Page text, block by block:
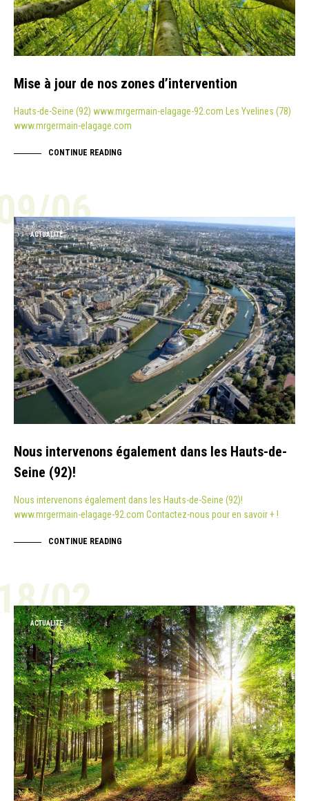
Mise à jour de nos zones d’intervention
Hauts-de-Seine (92) www.mrgermain-elagage-92.com Les Yvelines (78)
www.mrgermain-elagage.com
CONTINUE READING
06
ACTUALITÉ
Nous intervenons également dans les Hauts-de-
Seine (92)!
Nous intervenons également dans les Hauts-de-Seine (92)!
www.mrgermain-elagage-92.com Contactez-nous pour en savoir + !
CONTINUE READING
02
ACTUALITÉ